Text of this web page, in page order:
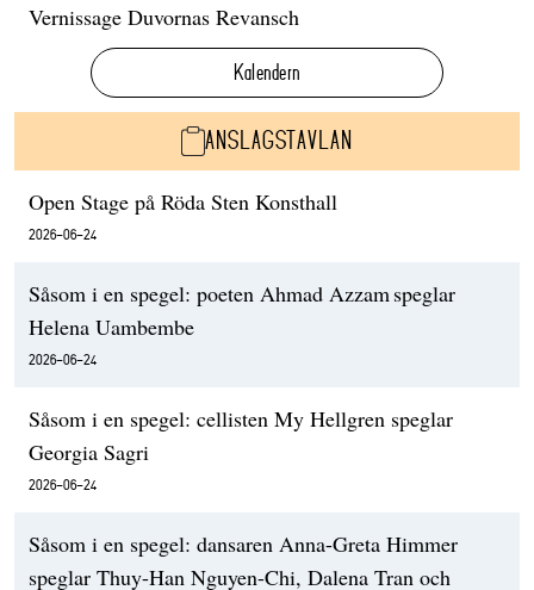
Vernissage Duvornas Revansch
Kalendern
ANSLAGSTAVLAN
Open Stage på Röda Sten Konsthall
2026-06-24
Såsom i en spegel: poeten Ahmad Azzam speglar
Helena Uambembe
2026-06-24
Såsom i en spegel: cellisten My Hellgren speglar
Georgia Sagri
2026-06-24
Såsom i en spegel: dansaren Anna-Greta Himmer
speglar Thuy-Han Nguyen-Chi, Dalena Tran och